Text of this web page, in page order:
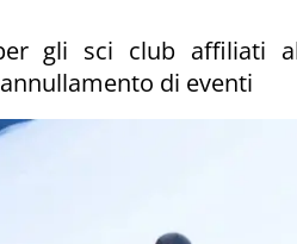
gli sci club affiliati
di eventi